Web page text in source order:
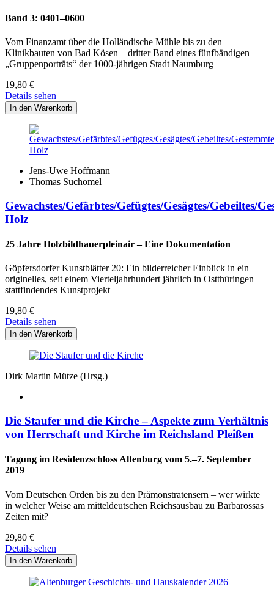
Band 3: 0401–0600
Vom Finanzamt über die Holländische Mühle bis zu den
Klinikbauten von Bad Kösen – dritter Band eines fünfbändigen
„Gruppenporträts“ der 1000-jährigen Stadt Naumburg
19,80 €
Details sehen
Jens-Uwe Hoffmann
Thomas Suchomel
Gewachstes/Gefärbtes/Gefügtes/Gesägtes/Gebeiltes/
Holz
25 Jahre Holzbildhauerpleinair – Eine Dokumentation
Göpfersdorfer Kunstblätter 20: Ein bilderreicher Einblick in ein
originelles, seit einem Vierteljahrhundert jährlich in Ostthüringen
stattfindendes Kunstprojekt
19,80 €
Details sehen
Dirk Martin Mütze (Hrsg.)
Die Staufer und die Kirche – Aspekte zum Verhältnis
von Herrschaft und Kirche im Reichsland Pleißen
Tagung im Residenzschloss Altenburg vom 5.–7. September
2019
Vom Deutschen Orden bis zu den Prämonstratensern – wer wirkte
in welcher Weise am mitteldeutschen Reichsausbau zu Barbarossas
Zeiten mit?
29,80 €
Details sehen